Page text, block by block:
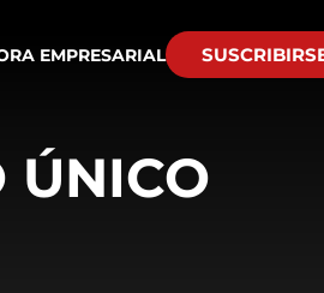
EMPRESARIAL
ÚNICO